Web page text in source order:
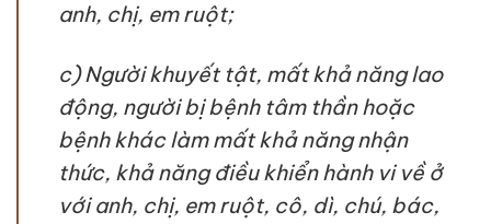
anh, chị, em ruột;
c) Người khuyết tật, mất khả năng lao
động, người bị bệnh tâm thần hoặc
bệnh khác làm mất khả năng nhận
thức, khả năng điều khiển hành vi về ở
với anh, chị, em ruột, cô, dì, chú, bác,